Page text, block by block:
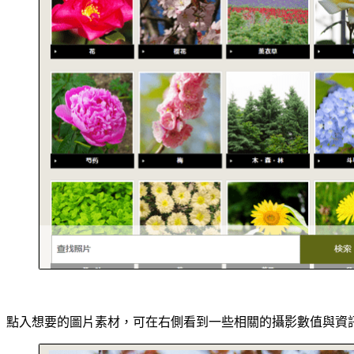
點入想要的圖片素材，可在右側看到一些相關的攝影數值與資